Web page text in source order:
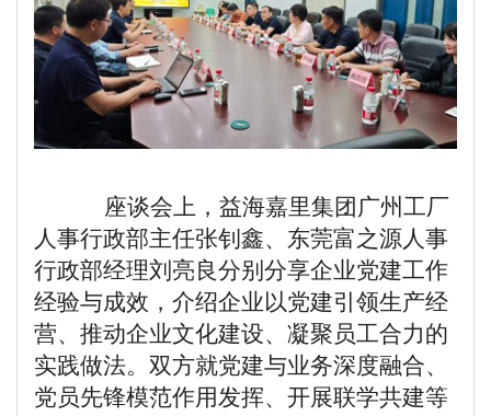
座谈会上，益海嘉里集团广州工厂
人事行政部主任张钊鑫、东莞富之源人事
行政部经理刘亮良分别分享企业党建工作
经验与成效，介绍企业以党建引领生产经
营、推动企业文化建设、凝聚员工合力的
实践做法。双方就党建与业务深度融合、
党员先锋模范作用发挥、开展联学共建等